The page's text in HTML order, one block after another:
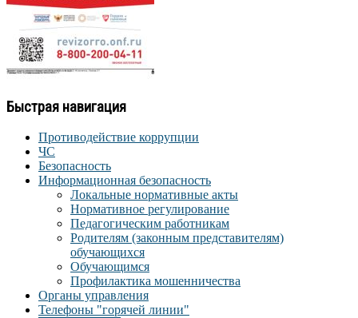
Быстрая навигация
Противодействие коррупции
ЧС
Безопасность
Информационная безопасность
Локальные нормативные акты
Нормативное регулирование
Педагогическим работникам
Родителям (законным представителям)
обучающихся
Обучающимся
Профилактика мошенничества
Органы управления
Телефоны "горячей линии"